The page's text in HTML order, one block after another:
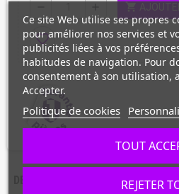
shopping_cart
favorite_border
Ce site Web utilise ses propres
pour améliorer nos services et
publicités liées à vos
habitudes de navigation. Pour
consentement à son utilisation,
Accepter.
Politique de cookies
REJETER
TOUT